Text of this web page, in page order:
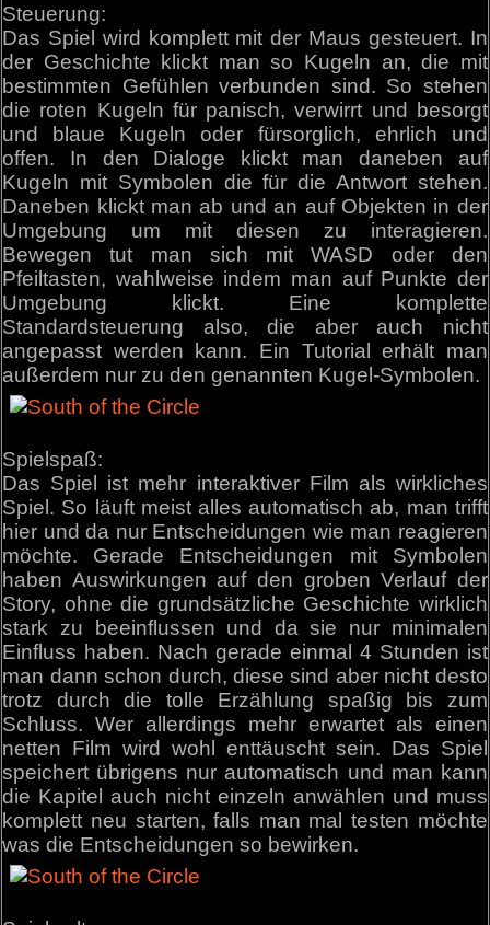
Steuerung:
Das Spiel wird komplett mit der Maus gesteuert. In
der Geschichte klickt man so Kugeln an, die mit
bestimmten Gefühlen verbunden sind. So stehen
die roten Kugeln für panisch, verwirrt und besorgt
und blaue Kugeln oder fürsorglich, ehrlich und
offen. In den Dialoge klickt man daneben auf
Kugeln mit Symbolen die für die Antwort stehen.
Daneben klickt man ab und an auf Objekten in der
Umgebung um mit diesen zu interagieren.
Bewegen tut man sich mit WASD oder den
Pfeiltasten, wahlweise indem man auf Punkte der
Umgebung klickt. Eine komplette
Standardsteuerung also, die aber auch nicht
angepasst werden kann. Ein Tutorial erhält man
außerdem nur zu den genannten Kugel-Symbolen.
Spielspaß:
Das Spiel ist mehr interaktiver Film als wirkliches
Spiel. So läuft meist alles automatisch ab, man trifft
hier und da nur Entscheidungen wie man reagieren
möchte. Gerade Entscheidungen mit Symbolen
haben Auswirkungen auf den groben Verlauf der
Story, ohne die grundsätzliche Geschichte wirklich
stark zu beeinflussen und da sie nur minimalen
Einfluss haben. Nach gerade einmal 4 Stunden ist
man dann schon durch, diese sind aber nicht desto
trotz durch die tolle Erzählung spaßig bis zum
Schluss. Wer allerdings mehr erwartet als einen
netten Film wird wohl enttäuscht sein. Das Spiel
speichert übrigens nur automatisch und man kann
die Kapitel auch nicht einzeln anwählen und muss
komplett neu starten, falls man mal testen möchte
was die Entscheidungen so bewirken.